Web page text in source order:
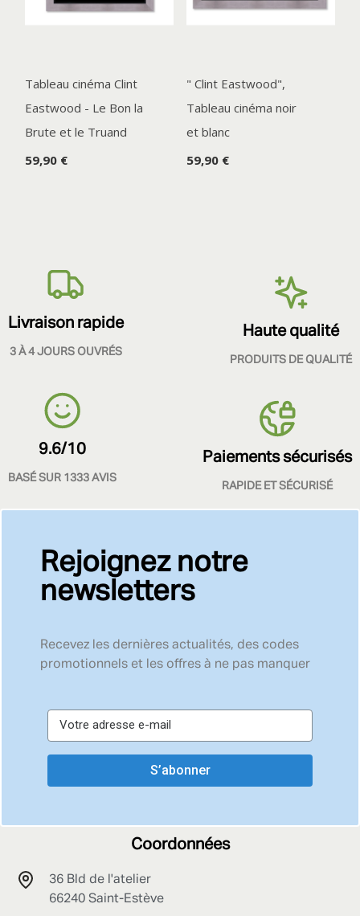
Tableau cinéma Clint
Eastwood - Le Bon la
Brute et le Truand
59,90 €
" Clint Eastwood",
Tableau cinéma noir
et blanc
59,90 €
Livraison rapide
3 À 4 JOURS OUVRÉS
Haute qualité
PRODUITS DE QUALITÉ
9.6/10
BASÉ SUR 1333 AVIS
Paiements sécurisés
RAPIDE ET SÉCURISÉ
Rejoignez notre
newsletters
Recevez les dernières actualités, des codes
promotionnels et les offres à ne pas manquer
S’abonner
Coordonnées
36 Bld de l'atelier
66240 Saint-Estève